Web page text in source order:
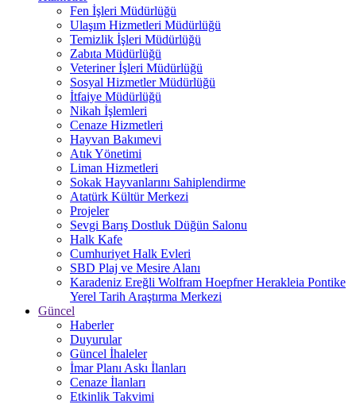
Fen İşleri Müdürlüğü
Ulaşım Hizmetleri Müdürlüğü
Temizlik İşleri Müdürlüğü
Zabıta Müdürlüğü
Veteriner İşleri Müdürlüğü
Sosyal Hizmetler Müdürlüğü
İtfaiye Müdürlüğü
Nikah İşlemleri
Cenaze Hizmetleri
Hayvan Bakımevi
Atık Yönetimi
Liman Hizmetleri
Sokak Hayvanlarını Sahiplendirme
Atatürk Kültür Merkezi
Projeler
Sevgi Barış Dostluk Düğün Salonu
Halk Kafe
Cumhuriyet Halk Evleri
SBD Plaj ve Mesire Alanı
Karadeniz Ereğli Wolfram Hoepfner Herakleia Pontike
Yerel Tarih Araştırma Merkezi
Güncel
Haberler
Duyurular
Güncel İhaleler
İmar Planı Askı İlanları
Cenaze İlanları
Etkinlik Takvimi